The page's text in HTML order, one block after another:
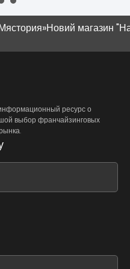
Новий магазин "Наш
ресурс о
выбор франчайзинговых